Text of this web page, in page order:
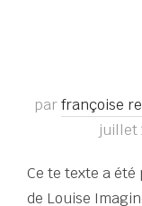
parfrançoise
juillet
Ce te texte a
de Louise